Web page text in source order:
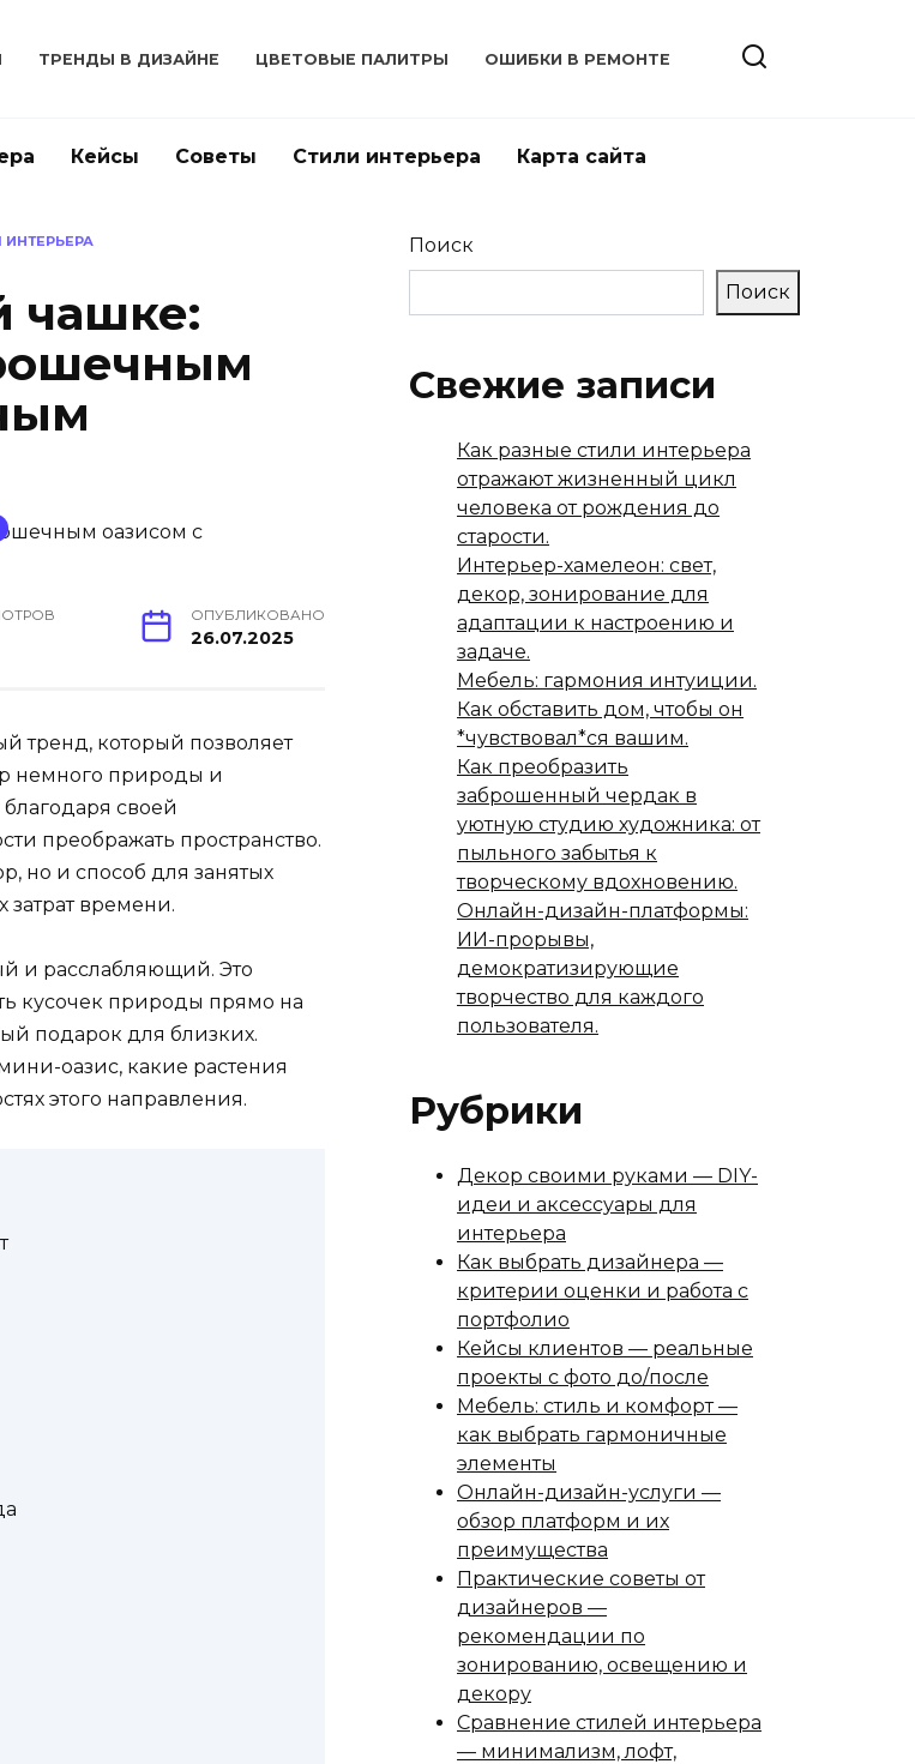
ТРЕНДЫ В ДИЗАЙНЕ ЦВЕТОВЫЕ ПАЛИТРЫ ОШИБКИ В РЕМОНТЕ
Кейсы Советы Стили интерьера Карта сайта
чашке:
ОПУБЛИКОВАНО
26.07.2025
тренд, который позволяет
немного природы и
своей
преображать пространство.
но и способ для занятых
времени.
и расслабляющий. Это
кусочек природы прямо на
подарок для близких.
оазис, какие растения
этого направления.
Поиск
Поиск
Свежие записи
Как разные стили интерьера
отражают жизненный цикл
человека от рождения до
старости.
Интерьер-хамелеон: свет,
декор, зонирование для
адаптации к настроению и
задаче.
Мебель: гармония интуиции.
Как обставить дом, чтобы он
*чувствовал*ся вашим.
Как преобразить
заброшенный чердак в
уютную студию художника: от
пыльного забытья к
творческому вдохновению.
Онлайн-дизайн-платформы:
ИИ-прорывы,
демократизирующие
творчество для каждого
пользователя.
Рубрики
Декор своими руками — DIY-
идеи и аксессуары для
интерьера
Как выбрать дизайнера —
критерии оценки и работа с
портфолио
Кейсы клиентов — реальные
проекты с фото до/после
Мебель: стиль и комфорт —
как выбрать гармоничные
элементы
Онлайн-дизайн-услуги —
обзор платформ и их
преимущества
Практические советы от
дизайнеров —
рекомендации по
зонированию, освещению и
декору
Сравнение стилей интерьера
— минимализм, лофт,